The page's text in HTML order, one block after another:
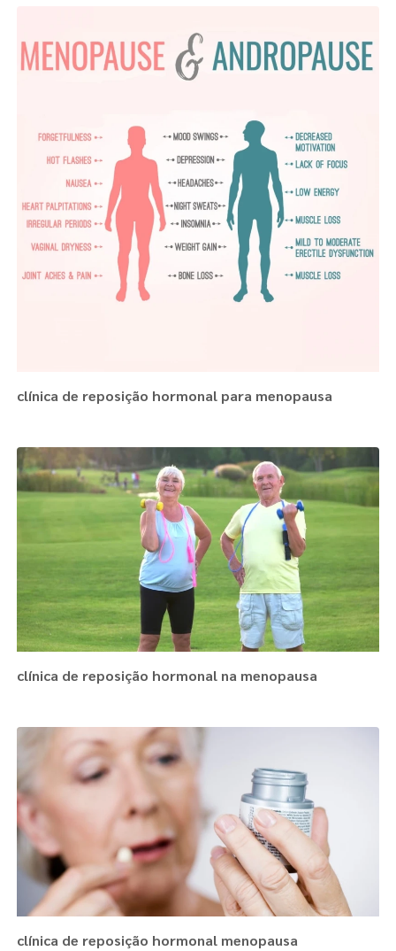
clínica de reposição hormonal para menopausa
clínica de reposição hormonal na menopausa
clínica de reposição hormonal menopausa